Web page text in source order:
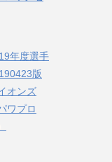
年度選手
版
オンズ
ワプロ